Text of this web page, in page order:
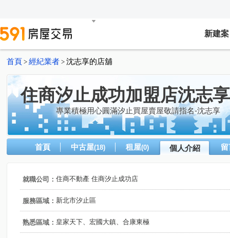
新建案
首頁 > 經紀業者 > 沈志享的店舖
住商汐止成功加盟店沈志享
專業積極用心圓滿汐止買屋賣屋敬請指名-沈志享
首頁 中古屋(18) 租屋(0) 個人介紹
就職公司： 住商不動產 住商汐止成功店
服務區域： 新北市汐止區
熟悉區域： 皇家天下、宏國大鎮、合康東極